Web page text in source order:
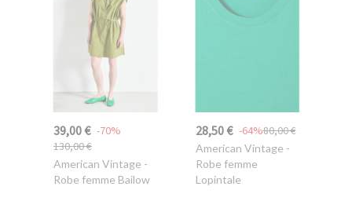
39,00 €
130,00 €
-70%
American Vintage -
Robe femme Bailow
28,50 € 80,00 €
-64%
American Vintage -
Robe femme
Lopintale